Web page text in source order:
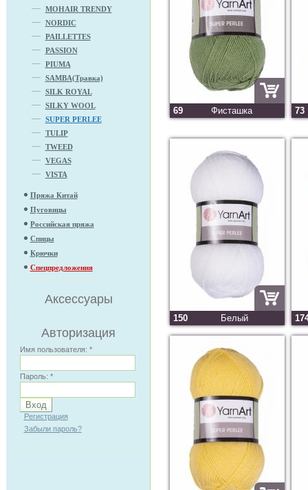
MOHAIR TRENDY
NORDIC
PAILLETTES
PASSION
PIUMA
SAMBA(Травка)
SILK ROYAL
SILKY WOOL
SUPER PERLEE
TULIP
TWEED
VEGAS
VISTA
Пряжа Китай
Пуговицы
Российская пряжа
Спицы
Крючки
Спецпредложения
Аксессуары
Авторизация
Имя пользователя: *
Пароль: *
Регистрация
Забыли пароль?
69 Фисташка 73
150 Белый